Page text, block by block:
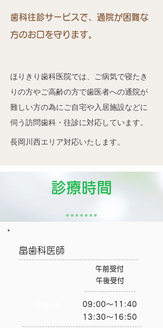
歯科往診サービスで、通院が困難な
方のお口を守ります。
ほりきり歯科医院では、ご病気で寝たき
りの方やご高齢の方で歯医者への通院が
難しい方の為にご自宅や入居施設などに
伺う訪問歯科・往診に対応しています。
長岡川西エリア対応いたします。
診療時間
​畠歯科医師
午前受付
​午後受付
09:00～11:40
13:30～16:50